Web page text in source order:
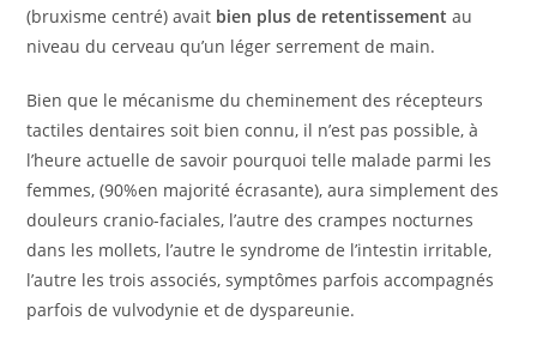
(bruxisme centré) avait bien plus de retentissement au
niveau du cerveau qu’un léger serrement de main.
Bien que le mécanisme du cheminement des récepteurs
tactiles dentaires soit bien connu, il n’est pas possible, à
l’heure actuelle de savoir pourquoi telle malade parmi les
femmes, (90%en majorité écrasante), aura simplement des
douleurs cranio-faciales, l’autre des crampes nocturnes
dans les mollets, l’autre le syndrome de l’intestin irritable,
l’autre les trois associés, symptômes parfois accompagnés
parfois de vulvodynie et de dyspareunie.